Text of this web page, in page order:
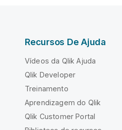
Recursos De Ajuda
Vídeos da Qlik Ajuda
Qlik Developer
Treinamento
Aprendizagem do Qlik
Qlik Customer Portal